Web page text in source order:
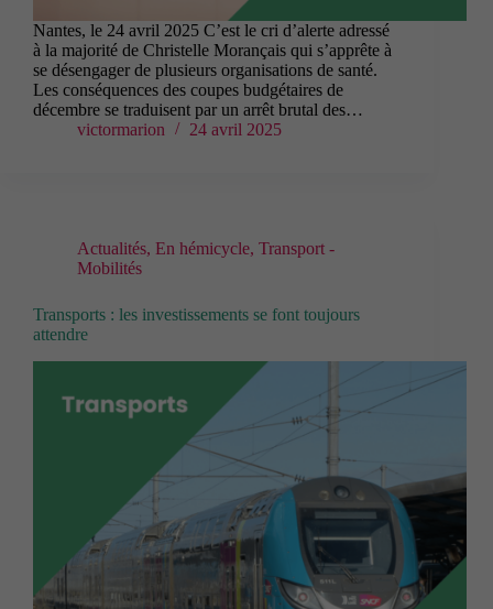
Nantes, le 24 avril 2025 C’est le cri d’alerte adressé
à la majorité de Christelle Morançais qui s’apprête à
se désengager de plusieurs organisations de santé.
Les conséquences des coupes budgétaires de
décembre se traduisent par un arrêt brutal des…
victormarion
24 avril 2025
Actualités, En hémicycle, Transport -
Mobilités
Transports : les investissements se font toujours
attendre